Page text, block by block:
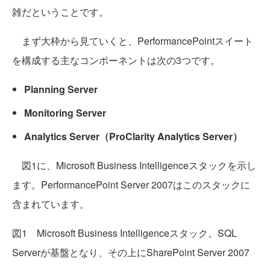
雑だということです。
まず大枠から見ていくと、PerformancePointスイート
を構成する主なコンポーネントは次の3つです。
Planning Server
Monitoring Server
Analytics Server（ProClarity Analytics Server）
図1に、Microsoft Business Intelligenceスタックを示し
ます。PerformancePoint Server 2007はこのスタックに
含まれています。
図1 Microsoft Business Intelligenceスタック。SQL
Serverが基盤となり、その上にSharePoint Server 2007